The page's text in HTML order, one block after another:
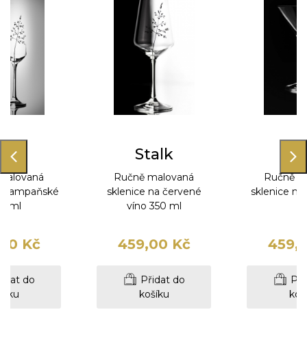
šampaňské
ml
Kč
do
Stalk
Ručně malovaná
sklenice na červené
víno 350 ml
459,00 Kč
Přidat do
košíku
Ručně
sklenice na